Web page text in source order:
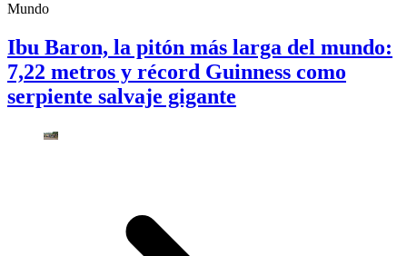
Mundo
Ibu Baron, la pitón más larga del mundo:
7,22 metros y récord Guinness como
serpiente salvaje gigante